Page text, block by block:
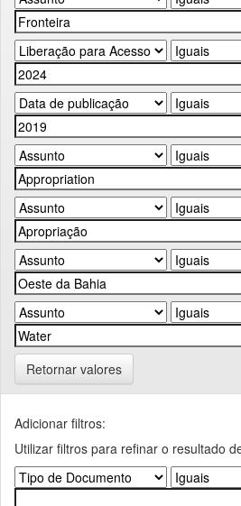
Retornar valores
Adicionar filtros:
Utilizar filtros para refinar o resultado